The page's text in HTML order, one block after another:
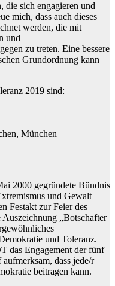
die sich engagieren und
mich, dass auch dieses
werden, die mit
und
zu treten. Eine bessere
Grundordnung kann
2019 sind:
München
2000 gegründete Bündnis
und Gewalt
Festakt zur Feier des
„Botschafter
und Toleranz.
das Engagement der fünf
dass jede/r
beitragen kann.